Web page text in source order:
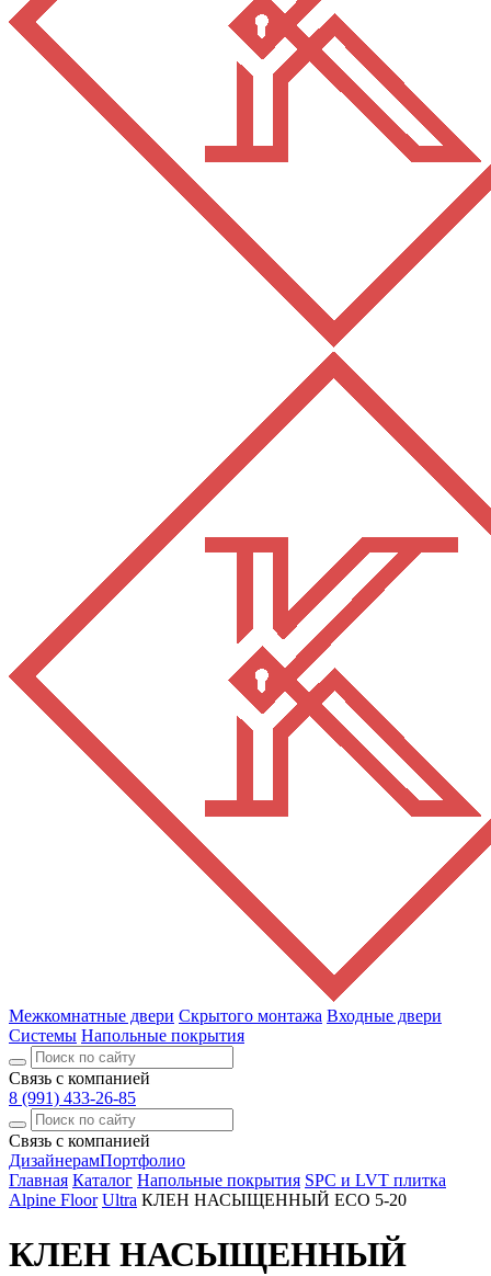
Межкомнатные двери Скрытого монтажа Входные двери
Системы Напольные покрытия
Связь с компанией
8 (991) 433-26-85
Связь с компанией
ДизайнерамПортфолио
Главная Каталог Напольные покрытия SPC и LVT плитка
Alpine Floor Ultra КЛЕН НАСЫЩЕННЫЙ ECO 5-20
КЛЕН НАСЫЩЕННЫЙ